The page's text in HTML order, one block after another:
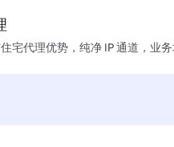
宅代理优势，纯净 IP 通道，业务